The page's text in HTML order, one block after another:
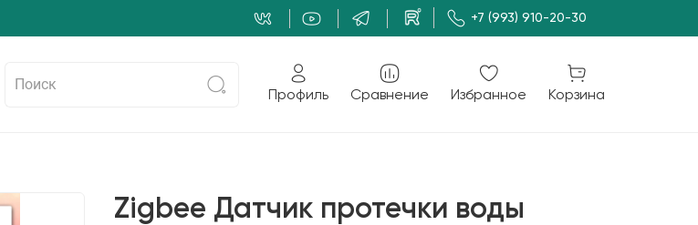
+7 (993) 910-20-30
Профиль Сравнение Избранное Корзина
Zigbee Датчик протечки воды